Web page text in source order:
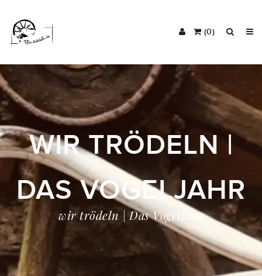
(0)
WIR TRÖDELN |
DAS VOGELJAHR
wir trödeln | Das Vogeljahr